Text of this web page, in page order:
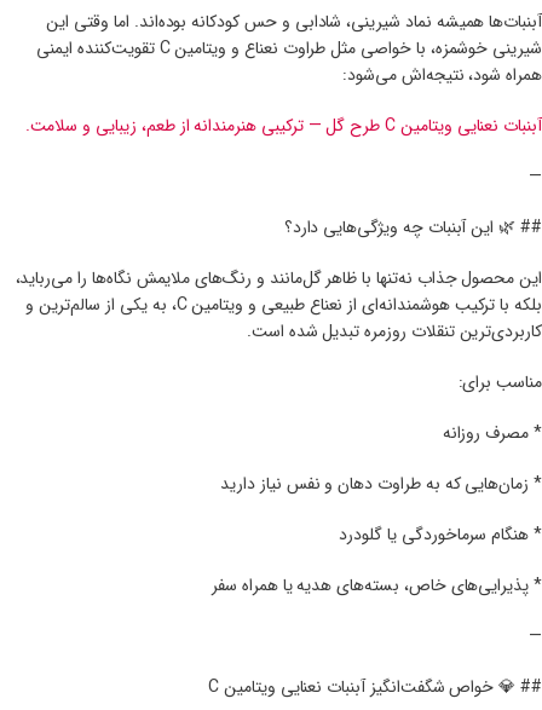
آبنبات‌ها همیشه نماد شیرینی، شادابی و حس کودکانه بوده‌اند. اما وقتی این
شیرینی خوشمزه، با خواصی مثل طراوت نعناع و ویتامین C تقویت‌کننده ایمنی
همراه شود، نتیجه‌اش می‌شود:
آبنبات نعنایی ویتامین C طرح گل — ترکیبی هنرمندانه از طعم، زیبایی و سلامت.
—
## 🌿 این آبنبات چه ویژگی‌هایی دارد؟
این محصول جذاب نه‌تنها با ظاهر گل‌مانند و رنگ‌های ملایمش نگاه‌ها را می‌رباید،
بلکه با ترکیب هوشمندانه‌ای از نعناع طبیعی و ویتامین C، به یکی از سالم‌ترین و
کاربردی‌ترین تنقلات روزمره تبدیل شده است.
مناسب برای:
* مصرف روزانه
* زمان‌هایی که به طراوت دهان و نفس نیاز دارید
* هنگام سرماخوردگی یا گلودرد
* پذیرایی‌های خاص، بسته‌های هدیه یا همراه سفر
—
## 💎 خواص شگفت‌انگیز آبنبات نعنایی ویتامین C